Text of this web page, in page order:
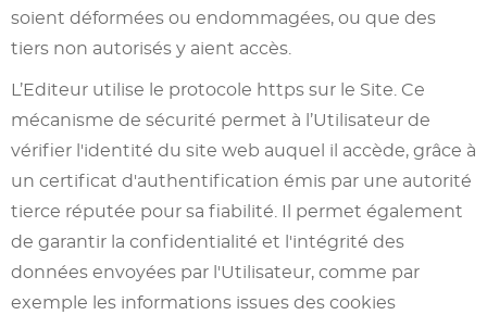
soient déformées ou endommagées, ou que des
tiers non autorisés y aient accès.
L’Editeur utilise le protocole https sur le Site. Ce
mécanisme de sécurité permet à l’Utilisateur de
vérifier l'identité du site web auquel il accède, grâce à
un certificat d'authentification émis par une autorité
tierce réputée pour sa fiabilité. Il permet également
de garantir la confidentialité et l'intégrité des
données envoyées par l'Utilisateur, comme par
exemple les informations issues des cookies